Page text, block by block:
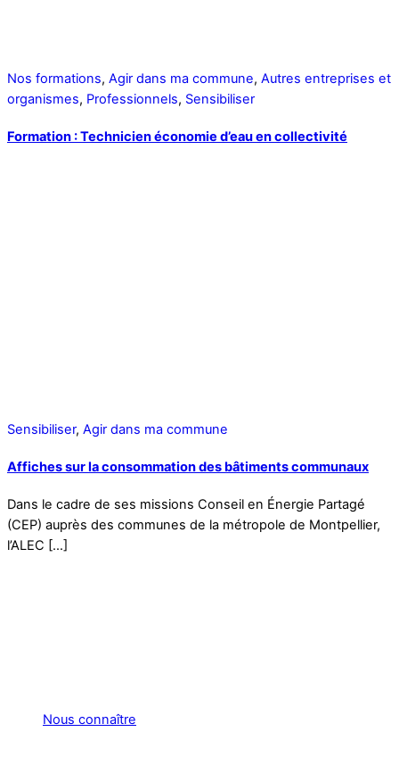
Nos formations, Agir dans ma commune, Autres entreprises et
organismes, Professionnels, Sensibiliser
Formation : Technicien économie d’eau en collectivité
Sensibiliser, Agir dans ma commune
Affiches sur la consommation des bâtiments communaux
Dans le cadre de ses missions Conseil en Énergie Partagé
(CEP) auprès des communes de la métropole de Montpellier,
l’ALEC […]
Nous connaître